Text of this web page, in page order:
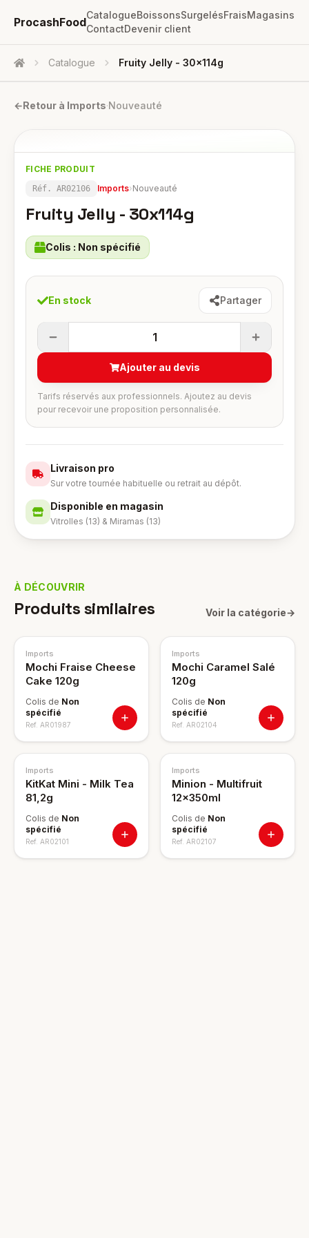
ProcashFood
CatalogueBoissonsSurgelésFraisMagasins
ContactDevenir client
Accueil Catalogue Fruity Jelly - 30x114g
←Retour à Imports·Nouveauté
FICHE PRODUIT
Réf. AR02106 Imports›Nouveauté
Fruity Jelly - 30x114g
Colis : Non spécifié
En stock Partager
1
Ajouter au devis
Tarifs réservés aux professionnels. Ajoutez au devis
pour recevoir une proposition personnalisée.
Livraison pro
Sur votre tournée habituelle ou retrait au dépôt.
Disponible en magasin
Vitrolles (13) & Miramas (13)
À DÉCOUVRIR
Produits similaires Voir la catégorie→
Imports
Mochi Fraise Cheese
Cake 120g
Colis de Non
spécifié
Ref. AR01987
Imports
Mochi Caramel Salé
120g
Colis de Non
spécifié
Ref. AR02104
Imports
KitKat Mini - Milk Tea
81,2g
Colis de Non
spécifié
Ref. AR02101
Imports
Minion - Multifruit
12x350ml
Colis de Non
spécifié
Ref. AR02107